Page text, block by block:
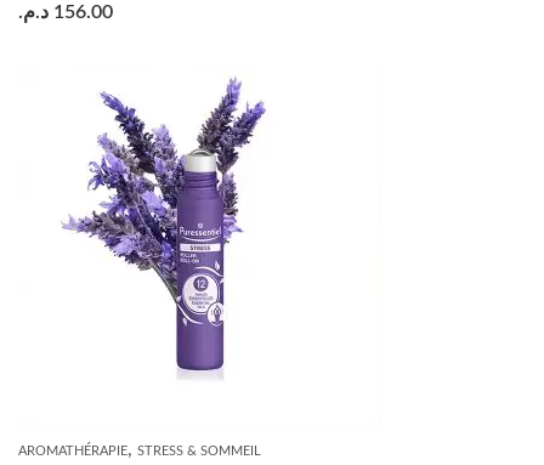
156.00 د.م.
AROMATHÉRAPIE, STRESS & SOMMEIL